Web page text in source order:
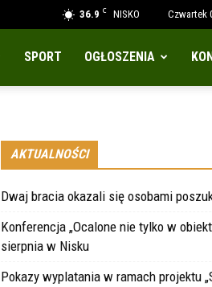
36.9 C NISKO Czwartek
SPORT OGŁOSZENIA
AKTUALNOŚCI
Dwaj bracia okazali się osobami
Konferencja „Ocalone nie tylko w
sierpnia w Nisku
Pokazy wyplatania w ramach projektu